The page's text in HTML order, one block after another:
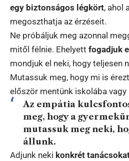
egy biztonságos légkört, ahol
megoszthatja az érzéseit.
Ne próbáljuk meg azonnal
mitől félnie. Ehelyett fogadjuk
mondjuk el neki, hogy teljesen
Mutassuk meg, hogy mi is
először mentünk iskolába vagy
Az empátia
meg, hogy a
mutassuk meg neki,
állunk.
Adjunk neki konkrét